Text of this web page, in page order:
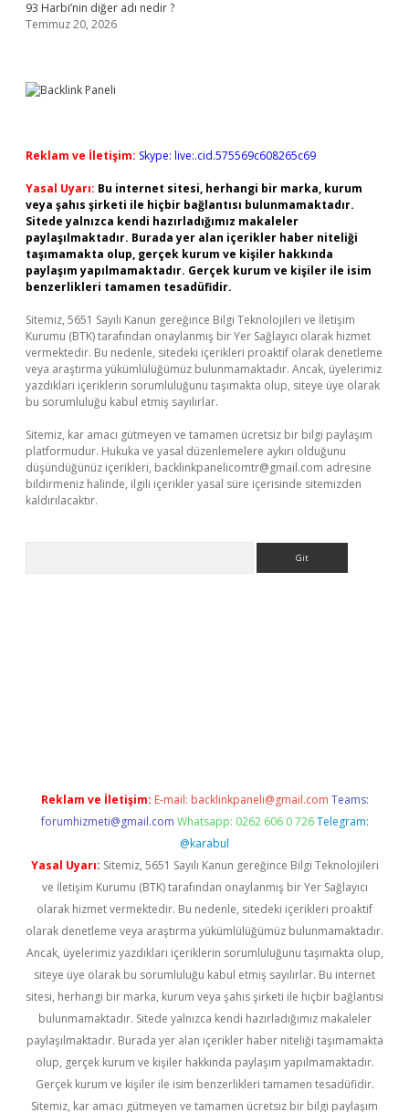
93 Harbi’nin diğer adı nedir ?
Temmuz 20, 2026
Reklam ve İletişim: Skype: live:.cid.575569c608265c69
Yasal Uyarı: Bu internet sitesi, herhangi bir marka, kurum
veya şahıs şirketi ile hiçbir bağlantısı bulunmamaktadır.
Sitede yalnızca kendi hazırladığımız makaleler
paylaşılmaktadır. Burada yer alan içerikler haber niteliği
taşımamakta olup, gerçek kurum ve kişiler hakkında
paylaşım yapılmamaktadır. Gerçek kurum ve kişiler ile isim
benzerlikleri tamamen tesadüfidir.
Sitemiz, 5651 Sayılı Kanun gereğince Bilgi Teknolojileri ve İletişim
Kurumu (BTK) tarafından onaylanmış bir Yer Sağlayıcı olarak hizmet
vermektedir. Bu nedenle, sitedeki içerikleri proaktif olarak denetleme
veya araştırma yükümlülüğümüz bulunmamaktadır. Ancak, üyelerimiz
yazdıkları içeriklerin sorumluluğunu taşımakta olup, siteye üye olarak
bu sorumluluğu kabul etmiş sayılırlar.
Sitemiz, kar amacı gütmeyen ve tamamen ücretsiz bir bilgi paylaşım
platformudur. Hukuka ve yasal düzenlemelere aykırı olduğunu
düşündüğünüz içerikleri, backlinkpanelicomtr@gmail.com adresine
bildirmeniz halinde, ilgili içerikler yasal süre içerisinde sitemizden
kaldırılacaktır.
Reklam ve İletişim: E-mail: backlinkpaneli@gmail.com Teams:
forumhizmeti@gmail.com Whatsapp: 0262 606 0 726 Telegram:
@karabul
Yasal Uyarı: Sitemiz, 5651 Sayılı Kanun gereğince Bilgi Teknolojileri
ve İletişim Kurumu (BTK) tarafından onaylanmış bir Yer Sağlayıcı
olarak hizmet vermektedir. Bu nedenle, sitedeki içerikleri proaktif
olarak denetleme veya araştırma yükümlülüğümüz bulunmamaktadır.
Ancak, üyelerimiz yazdıkları içeriklerin sorumluluğunu taşımakta olup,
siteye üye olarak bu sorumluluğu kabul etmiş sayılırlar. Bu internet
sitesi, herhangi bir marka, kurum veya şahıs şirketi ile hiçbir bağlantısı
bulunmamaktadır. Sitede yalnızca kendi hazırladığımız makaleler
paylaşılmaktadır. Burada yer alan içerikler haber niteliği taşımamakta
olup, gerçek kurum ve kişiler hakkında paylaşım yapılmamaktadır.
Gerçek kurum ve kişiler ile isim benzerlikleri tamamen tesadüfidir.
Sitemiz, kar amacı gütmeyen ve tamamen ücretsiz bir bilgi paylaşım